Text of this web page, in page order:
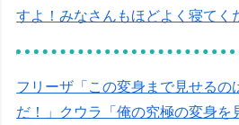
すよ！みなさんもほどよく寝てく
フリーザ「この変身まで見せるの
だ！」クウラ「俺の究極の変身を